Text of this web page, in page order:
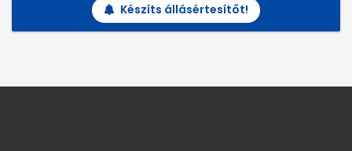
Készíts állásértesítőt!